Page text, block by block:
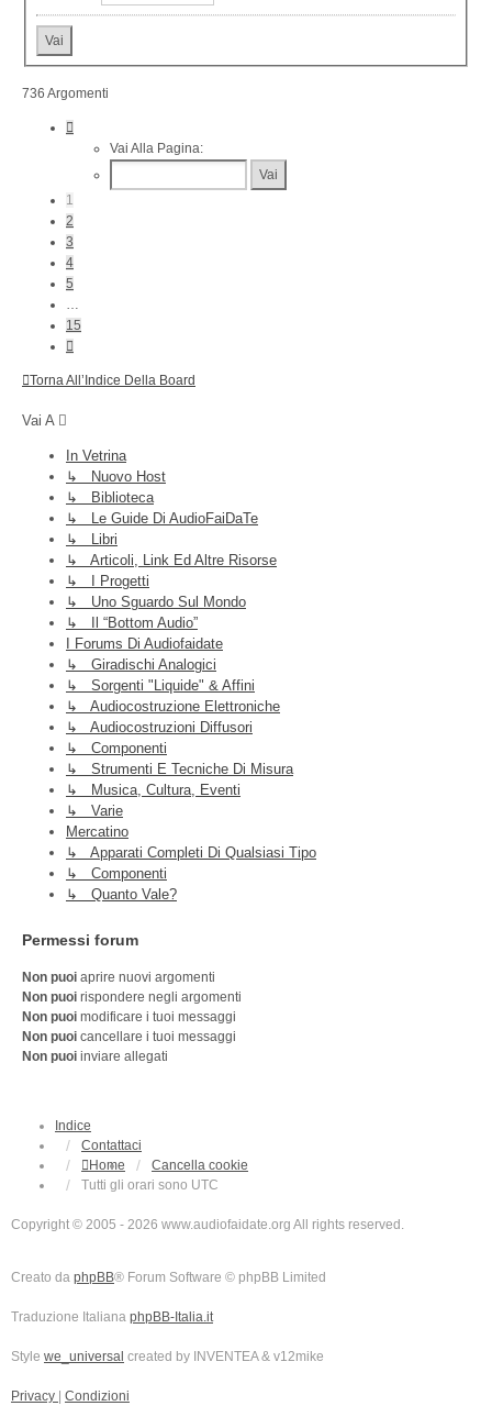
736 Argomenti
Vai Alla Pagina:
1
2
3
4
5
15
Torna All’Indice Della Board
Vai A
In Vetrina
↳ Nuovo Host
↳ Biblioteca
↳ Le Guide Di AudioFaiDaTe
↳ Libri
↳ Articoli, Link Ed Altre Risorse
↳ I Progetti
↳ Uno Sguardo Sul Mondo
↳ Il “Bottom Audio”
I Forums Di Audiofaidate
↳ Giradischi Analogici
↳ Sorgenti "liquide" & Affini
↳ Audiocostruzione Elettroniche
↳ Audiocostruzioni Diffusori
↳ Componenti
↳ Strumenti E Tecniche Di Misura
↳ Musica, Cultura, Eventi
↳ Varie
Mercatino
↳ Apparati Completi Di Qualsiasi Tipo
↳ Componenti
↳ Quanto Vale?
Permessi forum
Non puoi aprire nuovi argomenti
Non puoi rispondere negli argomenti
Non puoi modificare i tuoi messaggi
Non puoi cancellare i tuoi messaggi
Non puoi inviare allegati
Indice
Contattaci
Home
Cancella cookie
Tutti gli orari sono UTC
Copyright © 2005 - 2026 www.audiofaidate.org All rights reserved.
Creato da phpBB® Forum Software © phpBB Limited
Traduzione Italiana phpBB-Italia.it
Style we_universal created by INVENTEA & v12mike
Privacy | Condizioni